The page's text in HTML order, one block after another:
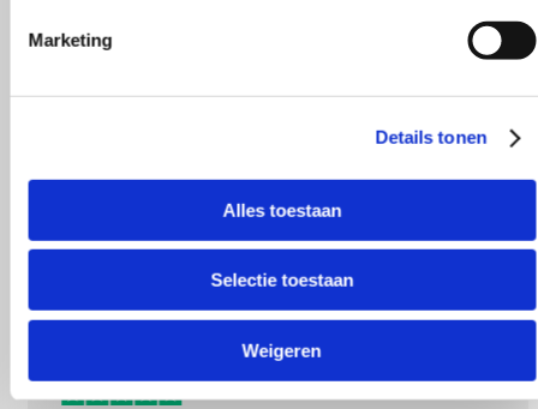
Marketing
Details tonen
Alles toestaan
Selectie toestaan
Weigeren
Gezellig